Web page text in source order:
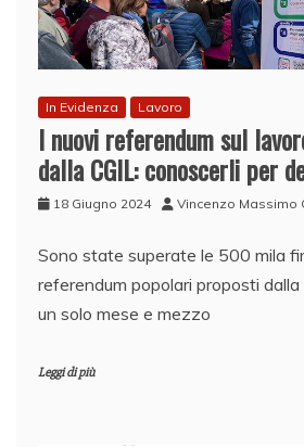
In Evidenza Lavoro
I nuovi referendum sul
dalla CGIL: conoscerli per
18 Giugno 2024 Vincenzo Massimo
Sono state superate le 500 mila
referendum popolari proposti
un solo mese e mezzo
Leggi di più